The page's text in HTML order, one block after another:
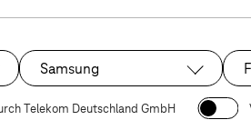
Ausgewählt:
Samsung
Telekom Deutschland GmbH